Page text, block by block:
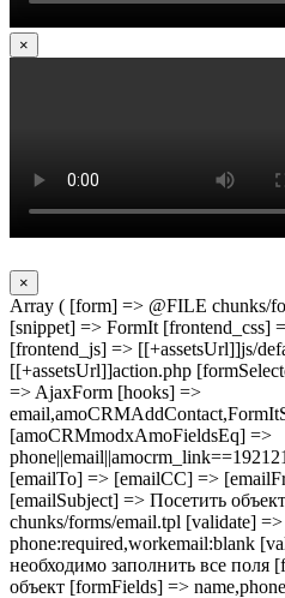
×
×
Array ( [form] => @FILE chunks/
[snippet] => FormIt [frontend_css]
[frontend_js] => [[+assetsUrl]]js/
[[+assetsUrl]]action.php
=> AjaxForm [hooks] =>
[amoCRMmodxAmoFieldsEq] =>
[emailTo] => [emailCC] =>
[emailSubject] => Посетить
chunks/forms/email.tpl [validate] =>
phone:required,workemail:blank
необходимо заполнить все поля
объект [formFields] =>